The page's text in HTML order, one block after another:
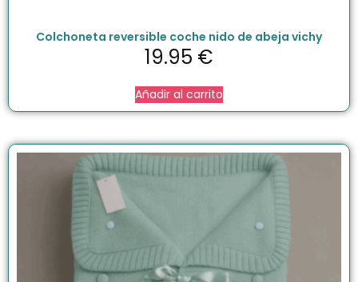
Colchoneta reversible coche nido de abeja vichy
19.95 €
Añadir al carrito